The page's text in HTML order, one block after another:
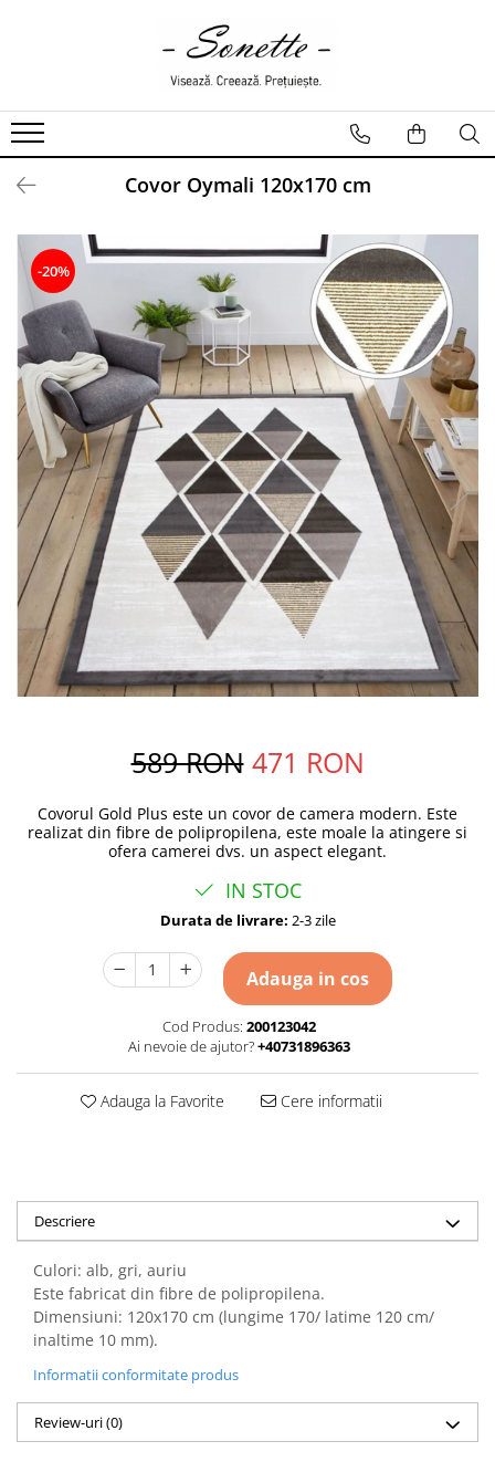
LENJERII DE PAT
LENJERII DE PAT CU PATURA
LENJERII DE PAT CU PILOTA SICovor Oymali 120x170 cm
-20%
589 RON 471 RON
Covorul Gold Plus este un covor de camera modern. Este
realizat din fibre de polipropilena, este moale la atingere si
ofera camerei dvs. un aspect elegant.
IN STOC
Durata de livrare: 2-3 zile
Adauga in cos
Cod Produs: 200123042
Ai nevoie de ajutor?+40731896363
Adauga la Favorite Cere informatii
Descriere
Culori: alb, gri, auriu
Este fabricat din fibre de polipropilena.
Dimensiuni: 120x170 cm (lungime 170/ latime 120 cm/
inaltime 10 mm).
Informatii conformitate produs
Review-uri(0)